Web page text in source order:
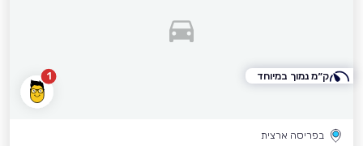
1
בפריסה ארצית
ק״מ נמוך במיוחד